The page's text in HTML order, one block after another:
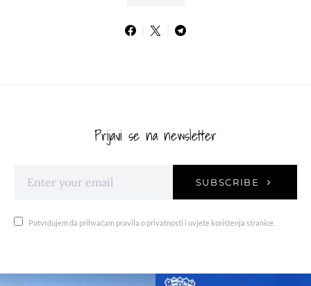
Prijavi se na newsletter
SUBSCRIBE
Potvrđujem da prihvaćam pravila o privatnosti i uvjete korištenja stranice.